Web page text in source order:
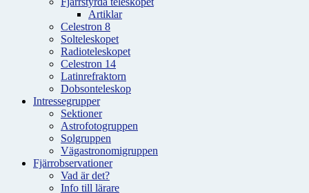
Artiklar
Celestron 8
Solteleskopet
Radioteleskopet
Celestron 14
Latinrefraktorn
Dobsonteleskop
Intressegrupper
Sektioner
Astrofotogruppen
Solgruppen
Vägastronomigruppen
Fjärrobservationer
Vad är det?
Info till lärare